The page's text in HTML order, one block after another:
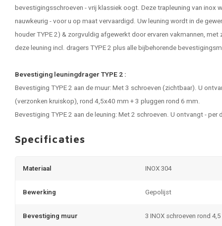
bevestigingsschroeven - vrij klassiek oogt. Dezetrapleuning van inox
nauwkeurig - voor u op maat vervaardigd. Uw leuning wordt in de
houder TYPE 2) & zorgvuldig afgewerkt door ervaren vakmannen,
deze leuning incl. dragers TYPE 2 plus alle bijbehorende
Bevestiging leuningdrager TYPE 2 :
Bevestiging TYPE 2 aan de muur: Met 3 schroeven (zichtbaar). U
(verzonken kruiskop), rond 4,5x40 mm + 3 pluggen rond 6 mm.
Bevestiging TYPE 2 aan de leuning: Met 2 schroeven. U ontvangt -
Specificaties
Materiaal INOX 304
Bewerking Gepolijst
Bevestiging muur 3 INOX schroeven rond